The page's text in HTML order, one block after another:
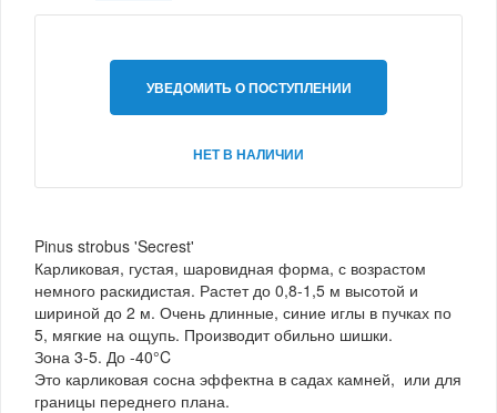
УВЕДОМИТЬ О ПОСТУПЛЕНИИ
НЕТ В НАЛИЧИИ
Pinus strobus 'Secrest'
Карликовая, густая, шаровидная форма, с возрастом
немного раскидистая. Растет до 0,8-1,5 м высотой и
шириной до 2 м. Очень длинные, синие иглы в пучках по
5, мягкие на ощупь. Производит обильно шишки.
Зона 3-5. До -40°C
Это карликовая сосна эффектна в садах камней, или для
границы переднего плана.